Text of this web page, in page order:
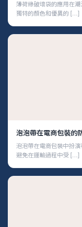
薄荷綠破壞袋的應用在
獨特的顏色和優異的 […]
泡泡帶在電商包裝的
泡泡帶在電商包裝中扮
避免在運輸過程中受 […]